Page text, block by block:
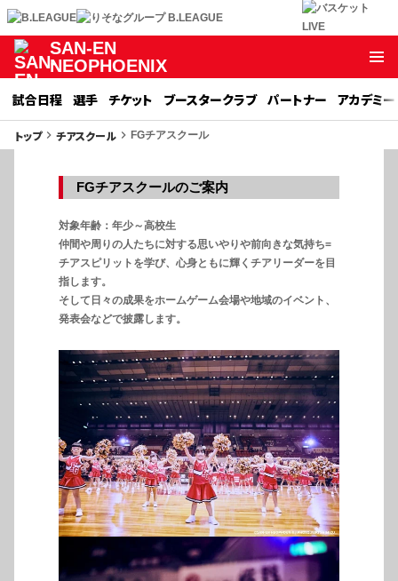
SAN-EN
NEOPHOENIX
試合日程 選手 チケット ブースタークラブ パートナー アカデミー
トップkeyboard_arrow_right チアスクール keyboard_arrow_right FGチアスクール
FGチアスクールのご案内
対象年齢：年少～高校生
仲間や周りの人たちに対する思いやりや前向きな気持ち=
チアスピリットを学び、心身ともに輝くチアリーダーを目
指します。
そして日々の成果をホームゲーム会場や地域のイベント、
発表会などで披露します。